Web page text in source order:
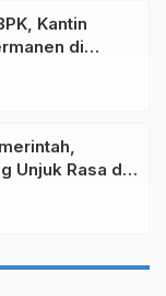
Kantin
di
Unjuk Rasa di